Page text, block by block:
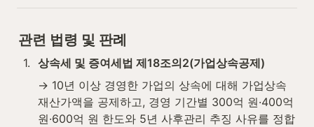
관련 법령 및 판례
1. 상속세 및 증여세법 제18조의2(가업상속공제)
→ 10년 이상 경영한 가업의 상속에 대해 가업상속
재산가액을 공제하고, 경영 기간별 300억 원·400억
원·600억 원 한도와 5년 사후관리 추징 사유를 정합